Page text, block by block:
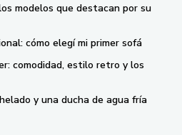
modelos que destacan por su
cómo elegí mi primer sofá
comodidad, estilo retro y los
y una ducha de agua fría